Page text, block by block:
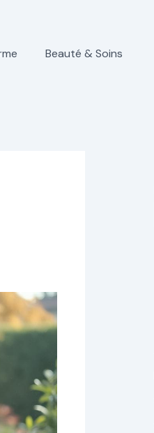
Beauté & Soins